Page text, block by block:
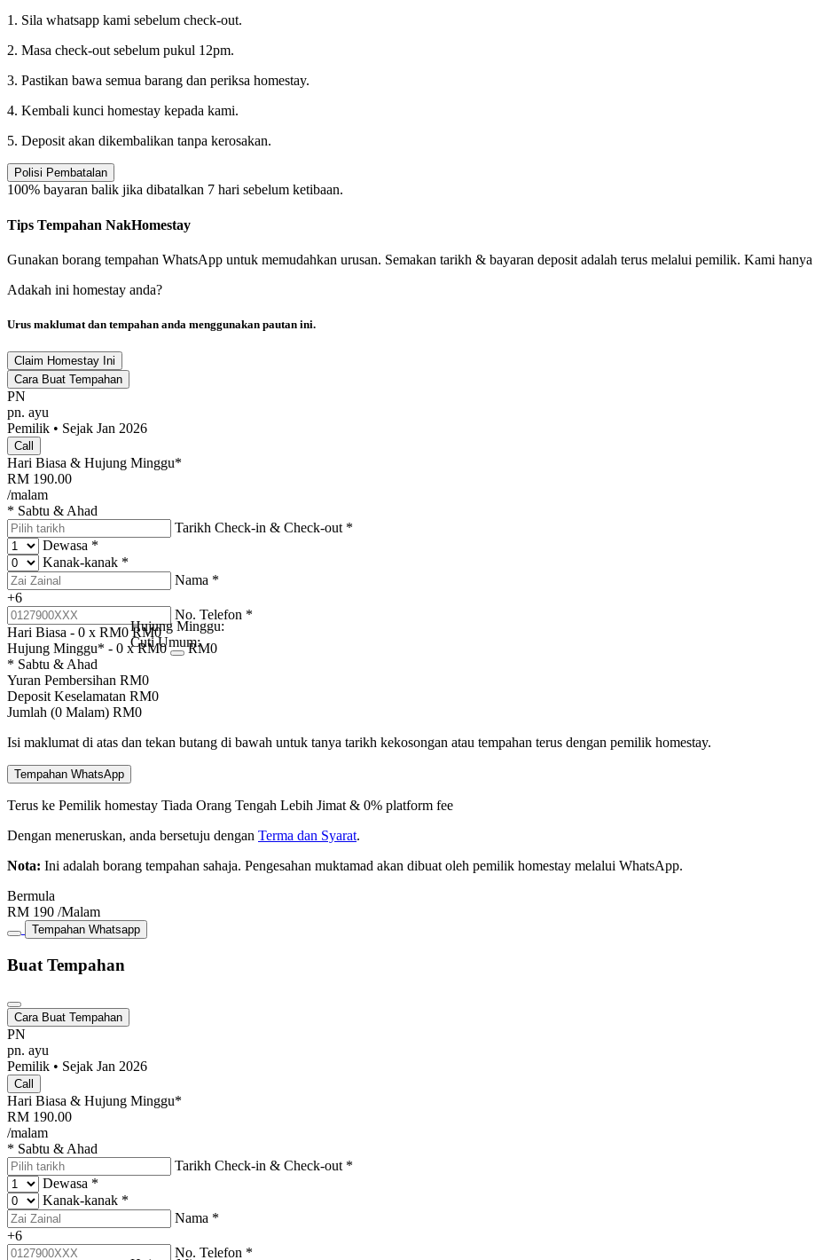
1. Sila whatsapp kami sebelum check-out.
2. Masa check-out sebelum pukul 12pm.
3. Pastikan bawa semua barang dan periksa homestay.
4. Kembali kunci homestay kepada kami.
5. Deposit akan dikembalikan tanpa kerosakan.
Polisi Pembatalan
100% bayaran balik jika dibatalkan 7 hari sebelum ketibaan.
Tips Tempahan NakHomestay
Gunakan borang tempahan WhatsApp untuk memudahkan urusan. Semakan tarikh & bayaran deposit adalah terus melalui pemilik. Kami
Adakah ini homestay anda?
Urus maklumat dan tempahan anda menggunakan pautan ini.
Claim Homestay Ini
Cara Buat Tempahan
PN
pn. ayu
Pemilik • Sejak Jan 2026
Call
Hari Biasa & Hujung Minggu*
RM 190.00
/malam
* Sabtu & Ahad
Tarikh Check-in & Check-out *
Dewasa *
Kanak-kanak *
Nama *
+6
No. Telefon *
Hari Biasa - 0 x RM0 RM0
Hujung Minggu* - 0 x RM0
Hujung Minggu:
Cuti Umum:RM0
* Sabtu & Ahad
Yuran Pembersihan RM0
Deposit Keselamatan RM0
Jumlah (0 Malam) RM0
Isi maklumat di atas dan tekan butang di bawah untuk tanya tarikh kekosongan atau tempahan terus dengan pemilik homestay.
Tempahan WhatsApp
Terus ke Pemilik homestay Tiada Orang Tengah Lebih Jimat & 0% platform fee
Dengan meneruskan, anda bersetuju dengan Terma dan Syarat.
Nota: Ini adalah borang tempahan sahaja. Pengesahan muktamad akan dibuat oleh pemilik homestay melalui WhatsApp.
Bermula
RM 190 /Malam
Tempahan Whatsapp
Buat Tempahan
Cara Buat Tempahan
PN
pn. ayu
Pemilik • Sejak Jan 2026
Call
Hari Biasa & Hujung Minggu*
RM 190.00
/malam
* Sabtu & Ahad
Tarikh Check-in & Check-out *
Dewasa *
Kanak-kanak *
Nama *
+6
No. Telefon *